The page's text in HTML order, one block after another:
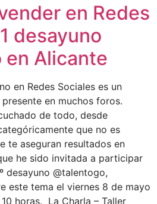
en Redes
desayuno
en Alicante
en Redes Sociales es un
en muchos foros.
de todo, desde
que no es
te aseguran resultados en
he sido invitada a participar
desayuno @talentogo,
este tema el viernes 8 de mayo
horas. La Charla – Taller